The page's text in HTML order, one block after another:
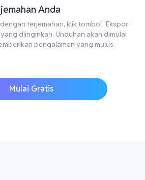
Anda
terjemahan, klik tombol "Ekspor"
diinginkan. Unduhan akan dimulai
pengalaman yang mulus.
Mulai Gratis